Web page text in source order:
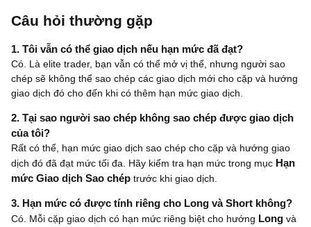
Câu hỏi thường gặp
1. Tôi vẫn có thể giao dịch nếu hạn mức đã đạt?
Có. Là elite trader, bạn vẫn có thể mở vị thế, nhưng người sao
chép sẽ không thể sao chép các giao dịch mới cho cặp và hướng
giao dịch đó cho đến khi có thêm hạn mức giao dịch.
2. Tại sao người sao chép không sao chép được giao dịch
của tôi?
Rất có thể, hạn mức giao dịch sao chép cho cặp và hướng giao
dịch đó đã đạt mức tối đa. Hãy kiểm tra hạn mức trong mục Hạn
mức Giao dịch Sao chép trước khi giao dịch.
3. Hạn mức có được tính riêng cho Long và Short không?
Có. Mỗi cặp giao dịch có hạn mức riêng biệt cho hướng Long và